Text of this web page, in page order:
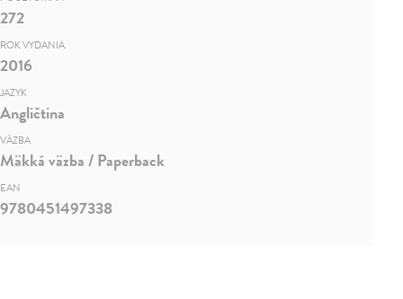
272
ROK VYDANIA
2016
JAZYK
Angličtina
VÄZBA
Mäkká väzba / Paperback
EAN
9780451497338